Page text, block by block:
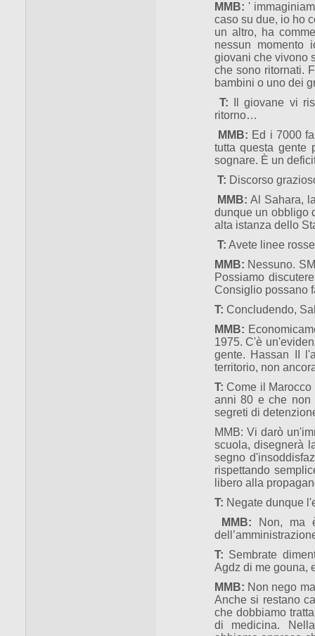
MMB: '
caso su due, io ho
un altro, ha
nessun momento
giovani che vivono
che sono ritornati.
bambini o uno dei
T: Il giovane vi
ritorno…
MMB: Ed i 7000
tutta questa gente
sognare. È un
T: Discorso
MMB: Al Sahara,
dunque un obbligo
alta istanza dello
T: Avete linee
MMB: Nessuno.
Possiamo
Consiglio possano
T: Concludendo,
MMB:
1975. C'è
gente. Hassan II
territorio, non
T: Come il
anni 80 e che non
segreti di
MMB: Vi darò
scuola, disegnerà
segno
rispettando
libero alla
T: Negate dunque
MMB: Non, ma
T: Sembrate
Agdz di me gouna,
MMB: Non nego
Anche si restano
che dobbiamo
di medicina.